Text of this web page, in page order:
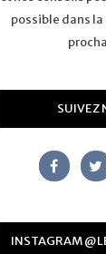
possible dans
SUIVEZ
INSTAGRAM